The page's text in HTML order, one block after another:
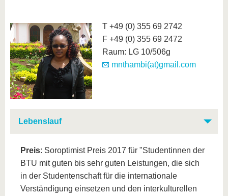
T +49 (0) 355 69 2742
F +49 (0) 355 69 2472
Raum: LG 10/506g
mnthambi(at)gmail.com
Lebenslauf
Preis: Soroptimist Preis 2017 für "Studentinnen der
BTU mit guten bis sehr guten Leistungen, die sich
in der Studentenschaft für die internationale
Verständigung einsetzen und den interkulturellen